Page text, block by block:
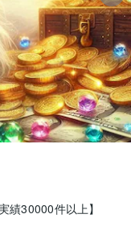
績30000件以上】